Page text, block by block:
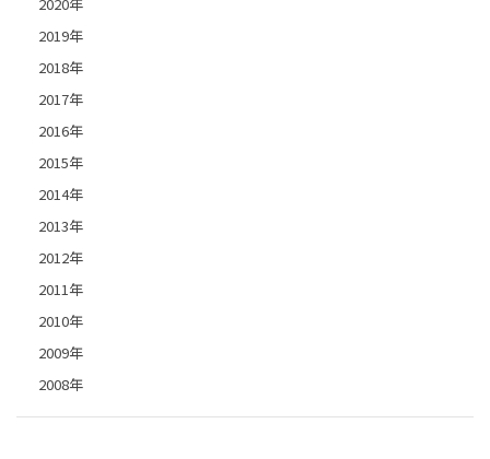
2019年
2018年
2017年
2016年
2015年
2014年
2013年
2012年
2011年
2010年
2009年
2008年